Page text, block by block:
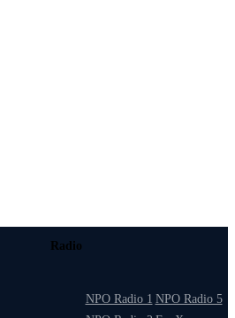
Radio
NPO Radio 1 NPO Radio 5